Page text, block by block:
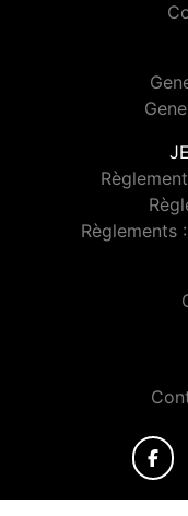
Règlements